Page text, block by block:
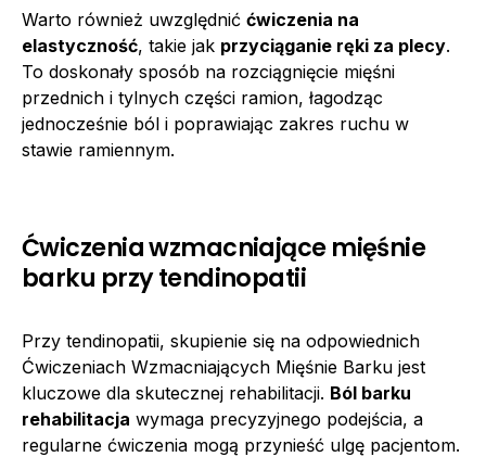
Warto również uwzględnić ćwiczenia na
elastyczność, takie jak przyciąganie ręki za plecy.
To doskonały sposób na rozciągnięcie mięśni
przednich i tylnych części ramion, łagodząc
jednocześnie ból i poprawiając zakres ruchu w
stawie ramiennym.
Ćwiczenia wzmacniające mięśnie
barku przy tendinopatii
Przy tendinopatii, skupienie się na odpowiednich
Ćwiczeniach Wzmacniających Mięśnie Barku jest
kluczowe dla skutecznej rehabilitacji. Ból barku
rehabilitacja wymaga precyzyjnego podejścia, a
regularne ćwiczenia mogą przynieść ulgę pacjentom.